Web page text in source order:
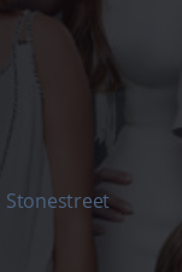
Stonestreet